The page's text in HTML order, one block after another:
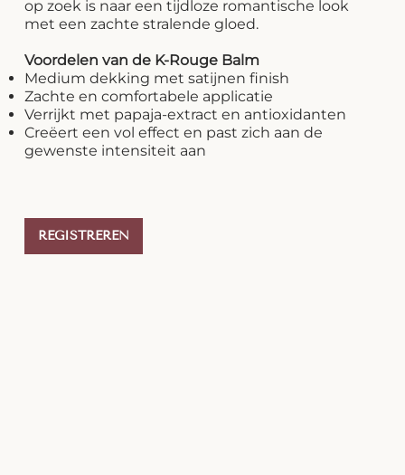
op zoek is naar een tijdloze romantische look
met een zachte stralende gloed.
Voordelen van de K-Rouge Balm
Medium dekking met satijnen finish
Zachte en comfortabele applicatie
Verrijkt met papaja-extract en antioxidanten
Creëert een vol effect en past zich aan de
gewenste intensiteit aan
REGISTREREN